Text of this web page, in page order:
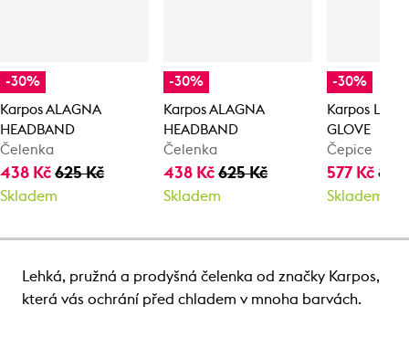
-30%
Karpos ALAGNA
HEADBAND
Čelenka
438 Kč 625 Kč
Skladem
-30%
Karpos ALAGNA
HEADBAND
Čelenka
438 Kč625 Kč
Skladem
-30%
Karpos
GLOVE
Čepice
577 Kč825
Skladem
Lehká, pružná a prodyšná čelenka od značky Karpos,
která vás ochrání před chladem v mnoha barvách.